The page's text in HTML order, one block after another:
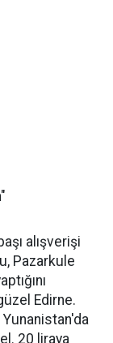
alışverişi
Pazarkule
Edirne.
20 liraya